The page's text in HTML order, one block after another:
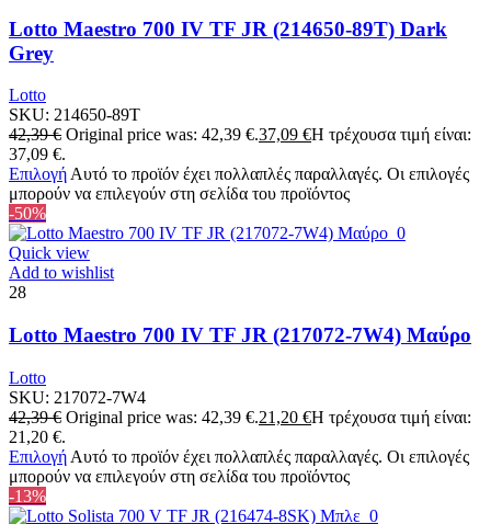
Lotto Maestro 700 IV TF JR (214650-89T) Dark
Grey
Lotto
SKU: 214650-89T
42,39€ Original price was: 42,39 €.37,09 €Η τρέχουσα τιμή είναι:
37,09 €.
Επιλογή Αυτό το προϊόν έχει πολλαπλές παραλλαγές. Οι επιλογές
μπορούν να επιλεγούν στη σελίδα του προϊόντος
-50%
Quick view
Add to wishlist
28
Lotto Maestro 700 IV TF JR (217072-7W4) Μαύρο
Lotto
SKU: 217072-7W4
42,39€ Original price was: 42,39 €.21,20 €Η τρέχουσα τιμή είναι:
21,20 €.
Επιλογή Αυτό το προϊόν έχει πολλαπλές παραλλαγές. Οι επιλογές
μπορούν να επιλεγούν στη σελίδα του προϊόντος
-13%